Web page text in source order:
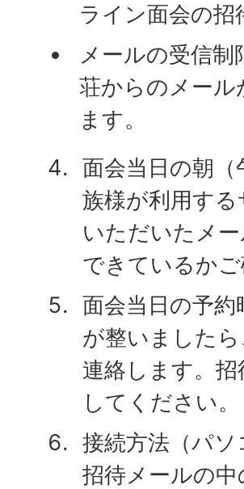
ライン面会の
メールの受信
荘からのメー
ます。
面会当日の朝
族様が利用す
いただいたメ
できているか
面会当日の予
が整いました
連絡します。
してください。
接続方法（パ
招待メールの